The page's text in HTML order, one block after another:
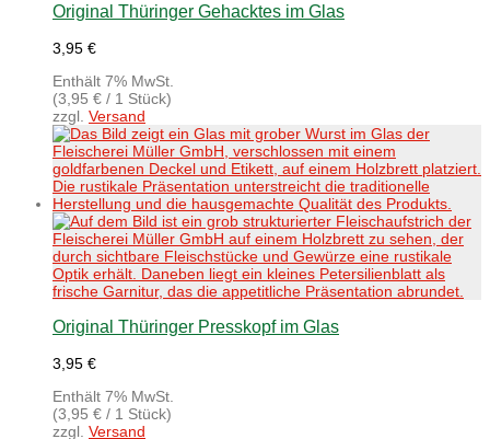
Original Thüringer Gehacktes im Glas
3,95 €
Enthält 7% MwSt.
(3,95 € / 1 Stück)
zzgl. Versand
Original Thüringer Presskopf im Glas
3,95 €
Enthält 7% MwSt.
(3,95 € / 1 Stück)
zzgl. Versand